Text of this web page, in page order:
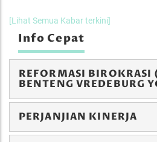
[Lihat Semua Kabar terkini]
Info Cepat
REFORMASI BIROKRASI
BENTENG VREDEBURG
PERJANJIAN KINERJA